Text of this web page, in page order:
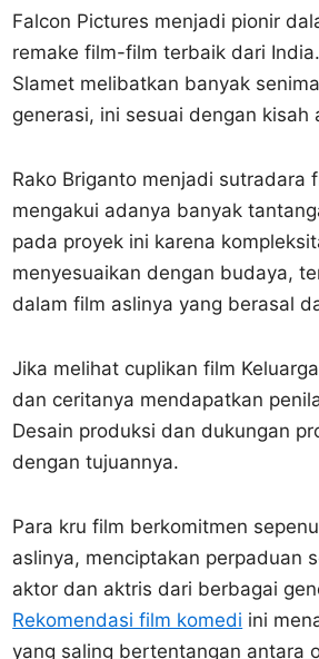
Falcon Pictures menjadi pionir
remake film-film terbaik dari
Slamet melibatkan banyak
generasi, ini sesuai dengan kisah
Rako Briganto menjadi sutradara
mengakui adanya banyak
pada proyek ini karena
menyesuaikan dengan budaya,
dalam film aslinya yang berasal
Jika melihat cuplikan film
dan ceritanya mendapatkan
Desain produksi dan dukungan
dengan tujuannya.
Para kru film berkomitmen
aslinya, menciptakan perpaduan
aktor dan aktris dari berbagai
Rekomendasi film komedi ini
yang saling bertentangan antara